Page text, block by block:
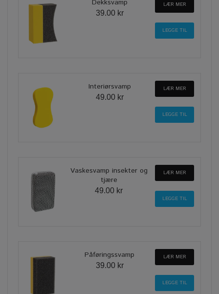
Dekksvamp
39.00 kr
LÆR MER
Interiørsvamp
49.00 kr
LÆR MER
Vaskesvamp insekter og
tjære
49.00 kr
LÆR MER
Påføringssvamp
39.00 kr
LÆR MER